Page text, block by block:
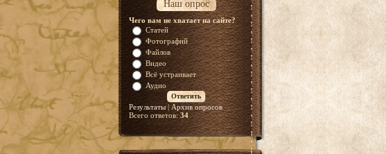
Наш опрос
Чего вам не хватает на сайте?
Статей
Фотографий
Файлов
Видео
Всё устраивает
Аудио
Результаты|Архив опросов
Всего ответов:34